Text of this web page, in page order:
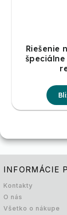
Riešenie
INFORMÁCIE
Kontakty
O nás
Všetko o nákupe